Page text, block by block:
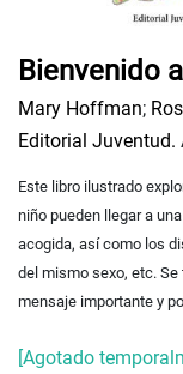
Bienvenido
Mary Hoffman;
Editorial Juventud.
Este libro ilustrado
niño pueden llegar a
acogida, así como los
del mismo sexo, etc.
mensaje importante y
[Agotado